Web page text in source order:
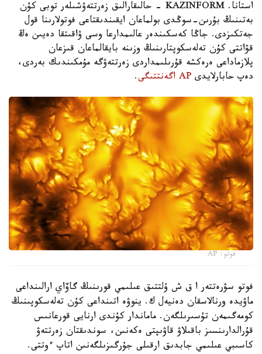
استانا. KAZINFORM - حالىقارالىق زەرتتەۋشىلەر توبى كۇن
بەتىنىڭ بۇرىن-سوڭدى بولماعان ايقىندىقتاعى فوتولارىنا قول
جەتكىزدى. جاڭا كەسكىندەر عالىمدارعا وسى ۋاقىتقا دەيىن ەڭ
قۋاتتى كۇن تەلەسكوپتارىنىڭ وزىنە بايقالماعان قىزعان
پلازماداعى ەرەكشە قۇرىلىمداردى زەرتتەۋگە مۇمكىندىك بەردى،
دەپ حابارلايدى AP اگەنتتىگى .
فوتو: AP
فوتو سۋرەتتەر ا ق ش ۇلتتىق عىلىمي قورىنىڭ گاۆاي ارالىنداعى
ماۋيدە ورنالاسقان دەنيەل ك. ينوۋە اتىنداعى كۇن تەلەسكوپىنىڭ
كومەگىمەن تۇسىرىلگەن. ماماندار كۇندى ارنايى قورعانىس
قۇرالدارىنسىز باقىلاۋ قاۋىپتى ەكەنىن، سوندىقتان زەرتتەۋ
كاسىبي عىلىمي جابدىق ارقىلى جۇرگىزىلگەنىن اتاپ ءوتتى.